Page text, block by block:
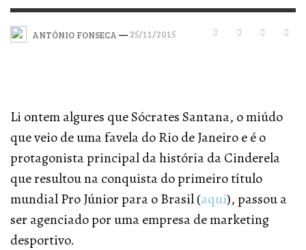
ANTÓNIO FONSECA — 25/11/2015
Li ontem algures que Sócrates Santana, o miúdo
que veio de uma favela do Rio de Janeiro e é o
protagonista principal da história da Cinderela
que resultou na conquista do primeiro título
mundial Pro Júnior para o Brasil (aqui), passou a
ser agenciado por uma empresa de marketing
desportivo.